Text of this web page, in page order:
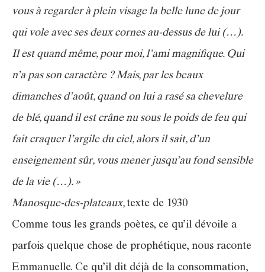
vous à regarder à plein visage la belle lune de jour
qui vole avec ses deux cornes au-dessus de lui (…).
Il est quand même, pour moi, l’ami magnifique. Qui
n’a pas son caractère ? Mais, par les beaux
dimanches d’août, quand on lui a rasé sa chevelure
de blé, quand il est crâne nu sous le poids de feu qui
fait craquer l’argile du ciel, alors il sait, d’un
enseignement sûr, vous mener jusqu’au fond sensible
de la vie (…). »
Manosque-des-plateaux, texte de 1930
Comme tous les grands poètes, ce qu’il dévoile a
parfois quelque chose de prophétique, nous raconte
Emmanuelle. Ce qu’il dit déjà de la consommation,